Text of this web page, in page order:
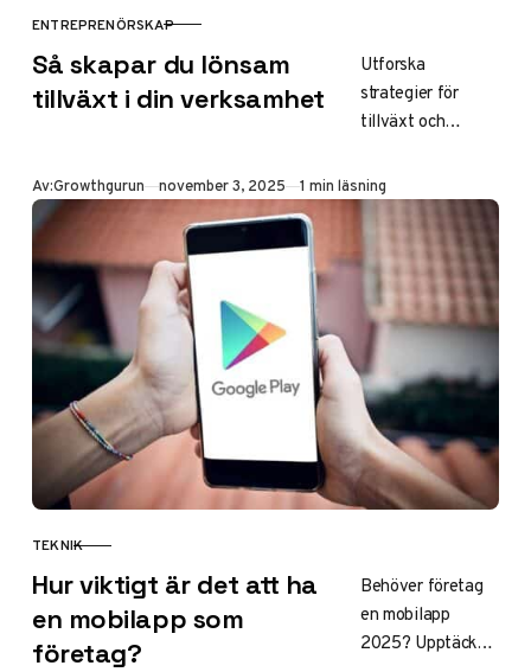
KATEGORI
ENTREPRENÖRSKAP
Så skapar du lönsam
tillväxt i din verksamhet
Utforska
strategier för
tillväxt och
som hjälper små
och medelstora
företag att nå
framgång och
expandera sin
verksamhet.
Av:Growthgurun Publicerad
november 3, 2025 1 min läsning
KATEGORI
TEKNIK
Hur viktigt är det att ha
en mobilapp som
företag?
Behöver företag
en mobilapp
2025? Upptäck